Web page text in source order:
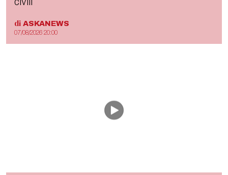
di ASKANEWS
07/08/2026 20:00